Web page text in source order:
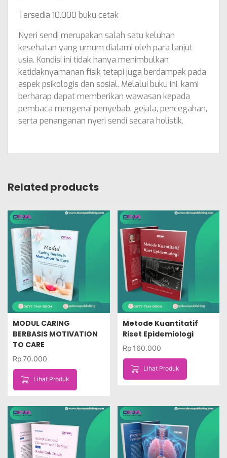
Tersedia 10.000 buku cetak
Nyeri sendi merupakan salah satu keluhan
kesehatan yang umum dialami oleh para lanjut
usia. Kondisi ini tidak hanya menimbulkan
ketidaknyamanan fisik tetapi juga berdampak pada
aspek psikologis dan sosial. Melalui buku ini, kami
berharap dapat memberikan wawasan kepada
pembaca mengenai penyebab, gejala, pencegahan,
serta penanganan nyeri sendi secara holistik.
Related products
MODUL CARING
BERBASIS MOTIVATION
TO CARE
Rp70.000
Lihat Produk
Metode Kuantitatif
Riset Epidemiologi
Rp 160.000
Lihat Produk